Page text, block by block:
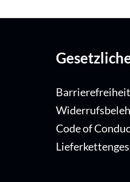
Code of